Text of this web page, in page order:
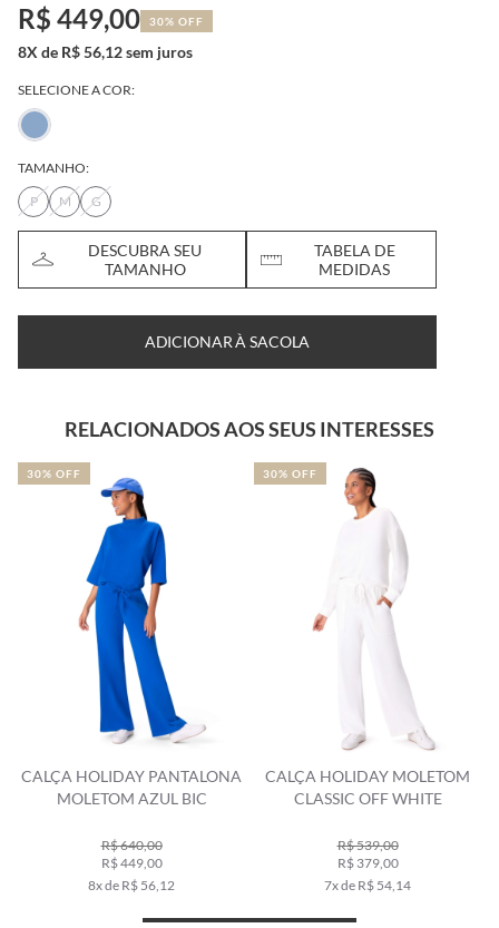
R$ 449,00 30% OFF
8X de R$ 56,12 sem juros
SELECIONE A COR:
TAMANHO:
P
M G
DESCUBRA SEU
TAMANHO
TABELA DE
MEDIDAS
ADICIONAR À SACOLA
RELACIONADOS AOS SEUS INTERESSES
CALÇA HOLIDAY PANTALONA
MOLETOM AZUL BIC
R$ 640,00
R$ 449,00
8x de R$ 56,12
30% OFF
CALÇA HOLIDAY MOLETOM
CLASSIC OFF WHITE
R$ 539,00
R$ 379,00
7x de R$ 54,14
30% OFF